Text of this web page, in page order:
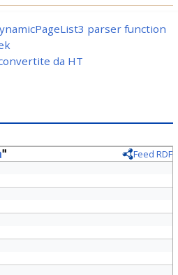
parser function
da HT
"
Feed RDF